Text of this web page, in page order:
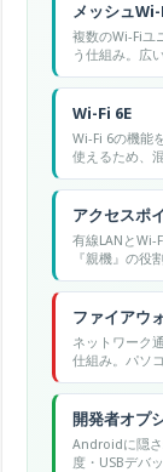
メッシュWi-
複数のWi-Fiユ
う仕組み。広
Wi-Fi 6E
Wi-Fi 6の機能
使えるため、
アクセスポ
有線LANとWi-
『親機』の役
ファイアウ
ネットワーク
仕組み。パソ
置される防御
開発者オプ
Androidに隠
度・USBデバ